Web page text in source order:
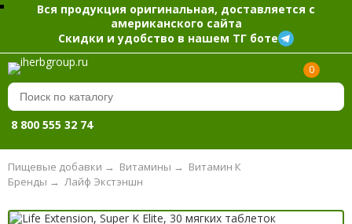
Вся продукция оригинальная, доставляется с
американского сайта
Скидки и удобство в нашем ТГ боте
0
8 800 555 32 74
Пищевые добавки → Витамины → Витамин К
Лайф Экстэншн
Бренды →